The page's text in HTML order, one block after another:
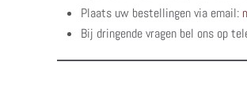
Plaats uw bestellingen via email:
Bij dringende vragen bel ons op